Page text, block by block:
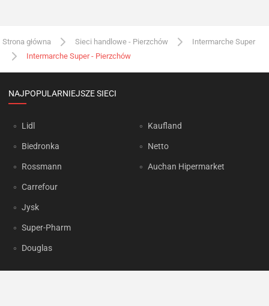
Strona główna Sieci handlowe - Pierzchów
Intermarche Super
Intermarche Super - Pierzchów
NAJPOPULARNIEJSZE SIECI
Lidl
Biedronka
Rossmann
Carrefour
Jysk
Super-Pharm
Douglas
Kaufland
Netto
Auchan Hipermarket